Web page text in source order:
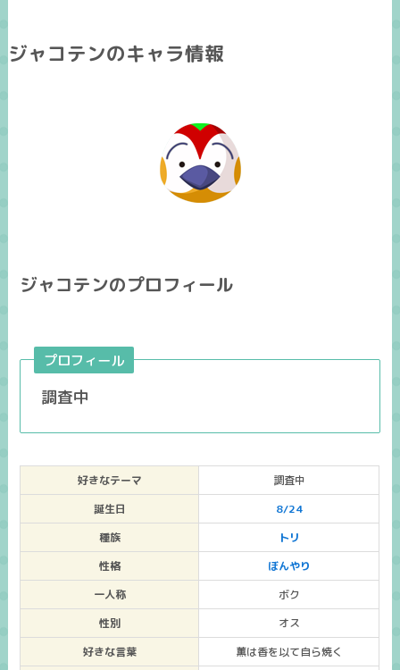
ジャコテンのキャラ情報
ジャコテンのプロフィール
プロフィール
調査中
好きなテーマ
調査中
誕生日
8/24
種族
トリ
性格
ぼんやり
一人称
ボク
性別
オス
好きな言葉
薫は香を以て自ら焼く